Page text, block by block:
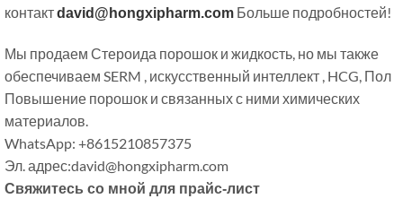
контактdavid@hongxipharm.com Больше подробностей!
Мы продаем Стероида порошок и жидкость, но мы также
обеспечиваем SERM , искусственный интеллект , HCG, Пол
Повышение порошок и связанных с ними химических
материалов.
WhatsApp: +8615210857375
Эл. адрес:david@hongxipharm.com
Свяжитесь со мной для прайс-лист